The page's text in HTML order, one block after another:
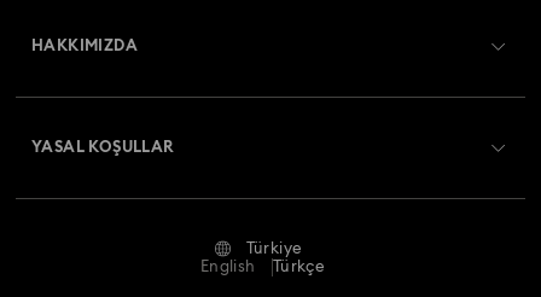
Bize Ulaşın
Ölçü rehberi
HAKKIMIZDA
YASAL KOŞULLAR
Ön bilgilendirme koşulları
Türkiye
English
Türkçe